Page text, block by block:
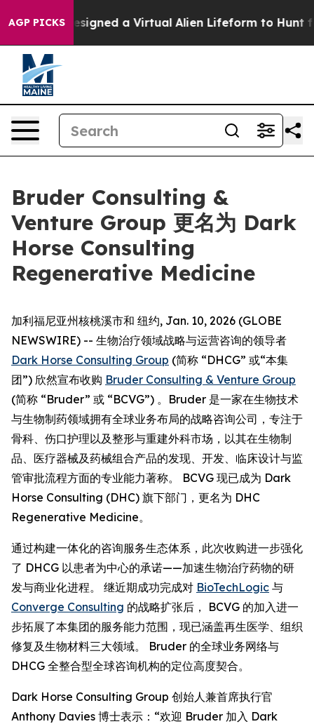
AGP PICKSDesigned a Virtual Alien Lifeform to Hunt for
Bruder Consulting &
Venture Group 更名为 Dark
Horse Consulting
Regenerative Medicine
加利福尼亚州核桃溪市和 纽约, Jan. 10, 2026 (GLOBE
NEWSWIRE) -- 生物治疗领域战略与运营咨询的领导者
Dark Horse Consulting Group (简称 “DHCG” 或“本集
团”) 欣然宣布收购 Bruder Consulting & Venture Group
(简称 “Bruder” 或 “BCVG”) 。Bruder 是一家在生物技术
与生物制药领域拥有全球业务布局的战略咨询公司，专注于
骨科、伤口护理以及整形与重建外科市场，以其在生物制
品、医疗器械及药械组合产品的发现、开发、临床设计与监
管审批流程方面的专业能力著称。 BCVG 现已成为 Dark
Horse Consulting (DHC) 旗下部门，更名为 DHC
Regenerative Medicine。
通过构建一体化的咨询服务生态体系，此次收购进一步强化
了 DHCG 以患者为中心的承诺——加速生物治疗药物的研
发与商业化进程。 继近期成功完成对 BioTechLogic 与
Converge Consulting 的战略扩张后， BCVG 的加入进一
步拓展了本集团的服务能力范围，现已涵盖再生医学、组织
修复及生物材料三大领域。 Bruder 的全球业务网络与
DHCG 全整合型全球咨询机构的定位高度契合。
Dark Horse Consulting Group 创始人兼首席执行官
Anthony Davies 博士表示：“欢迎 Bruder 加入 Dark